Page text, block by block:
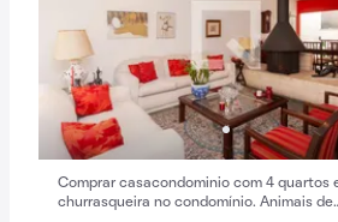
Comprar casacondominio com 4 quartos
churrasqueira no condomínio. Animais de